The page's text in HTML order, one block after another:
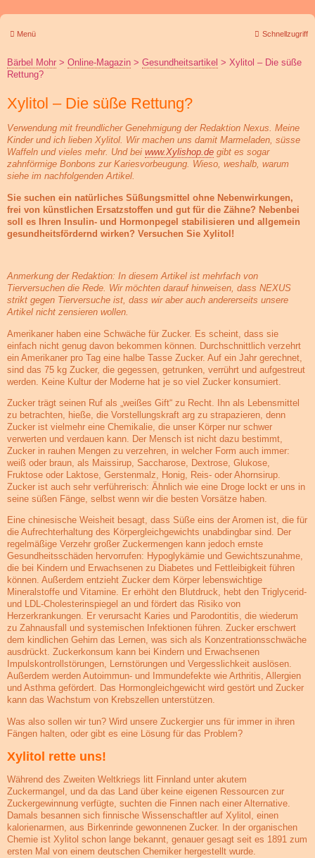
Menü Schnellzugriff
Bärbel Mohr > Online-Magazin > Gesundheitsartikel > Xylitol – Die süße
Rettung?
Xylitol – Die süße Rettung?
Verwendung mit freundlicher Genehmigung der Redaktion Nexus. Meine
Kinder und ich lieben Xylitol. Wir machen uns damit Marmeladen, süsse
Waffeln und vieles mehr. Und bei www.Xylishop.de gibt es sogar
zahnförmige Bonbons zur Kariesvorbeugung. Wieso, weshalb, warum
siehe im nachfolgenden Artikel.
Sie suchen ein natürliches Süßungsmittel ohne Nebenwirkungen,
frei von künstlichen Ersatzstoffen und gut für die Zähne? Nebenbei
soll es Ihren Insulin- und Hormonpegel stabilisieren und allgemein
gesundheitsfördernd wirken? Versuchen Sie Xylitol!
Anmerkung der Redaktion: In diesem Artikel ist mehrfach von
Tierversuchen die Rede. Wir möchten darauf hinweisen, dass NEXUS
strikt gegen Tierversuche ist, dass wir aber auch andererseits unsere
Artikel nicht zensieren wollen.
Amerikaner haben eine Schwäche für Zucker. Es scheint, dass sie
einfach nicht genug davon bekommen können. Durchschnittlich verzehrt
ein Amerikaner pro Tag eine halbe Tasse Zucker. Auf ein Jahr gerechnet,
sind das 75 kg Zucker, die gegessen, getrunken, verrührt und aufgestreut
werden. Keine Kultur der Moderne hat je so viel Zucker konsumiert.
Zucker trägt seinen Ruf als „weißes Gift“ zu Recht. Ihn als Lebensmittel
zu betrachten, hieße, die Vorstellungskraft arg zu strapazieren, denn
Zucker ist vielmehr eine Chemikalie, die unser Körper nur schwer
verwerten und verdauen kann. Der Mensch ist nicht dazu bestimmt,
Zucker in rauhen Mengen zu verzehren, in welcher Form auch immer:
weiß oder braun, als Maissirup, Saccharose, Dextrose, Glukose,
Fruktose oder Laktose, Gerstenmalz, Honig, Reis- oder Ahornsirup.
Zucker ist auch sehr verführerisch: Ähnlich wie eine Droge lockt er uns in
seine süßen Fänge, selbst wenn wir die besten Vorsätze haben.
Eine chinesische Weisheit besagt, dass Süße eins der Aromen ist, die für
die Aufrechterhaltung des Körpergleichgewichts unabdingbar sind. Der
regelmäßige Verzehr großer Zuckermengen kann jedoch ernste
Gesundheitsschäden hervorrufen: Hypoglykämie und Gewichtszunahme,
die bei Kindern und Erwachsenen zu Diabetes und Fettleibigkeit führen
können. Außerdem entzieht Zucker dem Körper lebenswichtige
Mineralstoffe und Vitamine. Er erhöht den Blutdruck, hebt den Triglycerid-
und LDL-Cholesterinspiegel an und fördert das Risiko von
Herzerkrankungen. Er verursacht Karies und Parodontitis, die wiederum
zu Zahnausfall und systemischen Infektionen führen. Zucker erschwert
dem kindlichen Gehirn das Lernen, was sich als Konzentrationsschwäche
ausdrückt. Zuckerkonsum kann bei Kindern und Erwachsenen
Impulskontrollstörungen, Lernstörungen und Vergesslichkeit auslösen.
Außerdem werden Autoimmun- und Immundefekte wie Arthritis, Allergien
und Asthma gefördert. Das Hormongleichgewicht wird gestört und Zucker
kann das Wachstum von Krebszellen unterstützen.
Was also sollen wir tun? Wird unsere Zuckergier uns für immer in ihren
Fängen halten, oder gibt es eine Lösung für das Problem?
Xylitol rette uns!
Während des Zweiten Weltkriegs litt Finnland unter akutem
Zuckermangel, und da das Land über keine eigenen Ressourcen zur
Zuckergewinnung verfügte, suchten die Finnen nach einer Alternative.
Damals besannen sich finnische Wissenschaftler auf Xylitol, einen
kalorienarmen, aus Birkenrinde gewonnenen Zucker. In der organischen
Chemie ist Xylitol schon lange bekannt, genauer gesagt seit es 1891 zum
ersten Mal von einem deutschen Chemiker hergestellt wurde.